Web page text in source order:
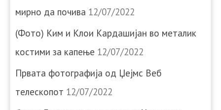
мирно да почива 12/07/2022
(Фото) Ким и Клои Кардашијан во металик
костими за капење 12/07/2022
Првата фотографија од Џејмс Веб
телескопот 12/07/2022